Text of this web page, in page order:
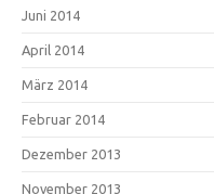
Juni 2014
April 2014
März 2014
Februar 2014
Dezember 2013
November 2013